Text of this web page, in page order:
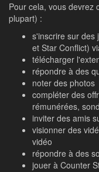
Pour cela, vous devrez
plupart) :
s'inscrire sur des
et Star Conflict)
télécharger
répondre à des
noter des photos
compléter des
rémunérées,
inviter des amis
visionner des
vidéo
répondre à des
jouer à Counter